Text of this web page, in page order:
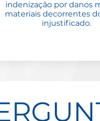
indenização por danos
materiais decorrentes
injustificado.